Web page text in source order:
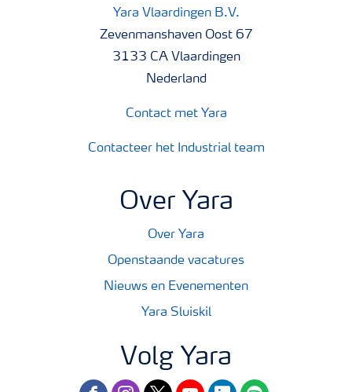
Yara Vlaardingen B.V.
Zevenmanshaven Oost 67
3133 CA Vlaardingen
Nederland
Contact met Yara
Contacteer het Industrial team
Over Yara
Over Yara
Openstaande vacatures
Nieuws en Evenementen
Yara Sluiskil
Volg Yara
facebookinstagram
twitteryoutubelinkedinspotify